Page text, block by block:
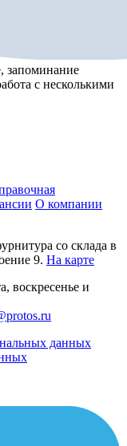
запоминание
с несколькими
О компании
со склада в
9. На карте
воскресенье и
данных